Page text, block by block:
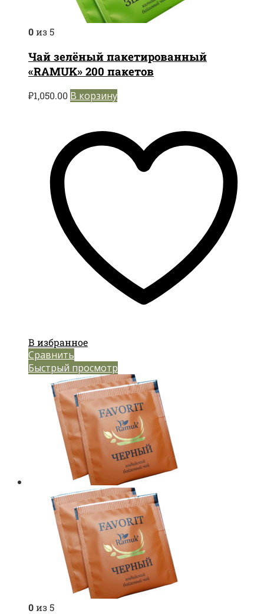
0из 5
Чай зелёный пакетированный
«RAMUK» 200 пакетов
₽1,050.00 В корзину
В избранное
Сравнить
Быстрый просмотр
0из 5